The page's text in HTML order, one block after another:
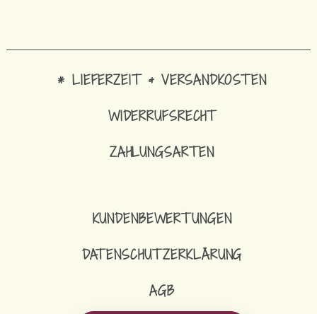
* LIEFERZEIT & VERSANDKOSTEN
WIDERRUFSRECHT
ZAHLUNGSARTEN
KUNDENBEWERTUNGEN
DATENSCHUTZERKLÄRUNG
AGB